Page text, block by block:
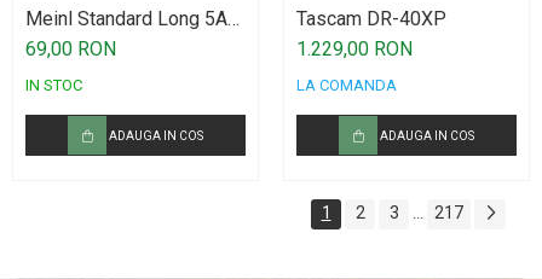
Meinl Standard Long 5A
Drumstick American
Hickory SB103
69,00 RON
IN STOC
ADAUGA IN COS
Tascam DR-40XP
1.229,00 RON
LA COMANDA
ADAUGA IN COS
1 2 3 217